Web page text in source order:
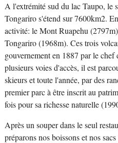
A l'extrémité sud du lac Taupo, le
Tongariro s'étend sur 7600km2.
activité: le Mont Ruapehu
Tongariro (1968m). Ces trois
gouvernement en 1887 par le
plusieurs voies d'accès, il est
skieurs et toute l'année, par des
premier parc à être inscrit au
fois pour sa richesse naturelle
Après un souper dans le seul
préparons nos boissons et nos